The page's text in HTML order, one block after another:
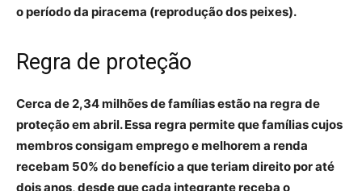
o período da piracema (reprodução dos peixes).
Regra de proteção
Cerca de 2,34 milhões de famílias estão na regra de
proteção em abril. Essa regra permite que famílias cujos
membros consigam emprego e melhorem a renda
recebam 50% do benefício a que teriam direito por até
dois anos, desde que cada integrante receba o